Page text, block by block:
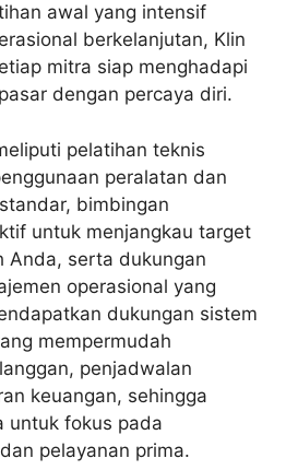
awal yang intensif
berkelanjutan, Klin
mitra siap menghadapi
dengan percaya diri.
pelatihan teknis
peralatan dan
bimbingan
untuk menjangkau target
Anda, serta dukungan
operasional yang
dukungan sistem
mempermudah
penjadwalan
keuangan, sehingga
untuk fokus pada
pelayanan prima.